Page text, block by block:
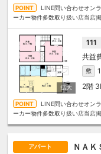
LINE問い合わせオン
ーカー物件多数取り扱い店当店
111
敷
2階
LINE問い合わせオン
ーカー物件多数取り扱い店当店
アパート ＮＡＫ